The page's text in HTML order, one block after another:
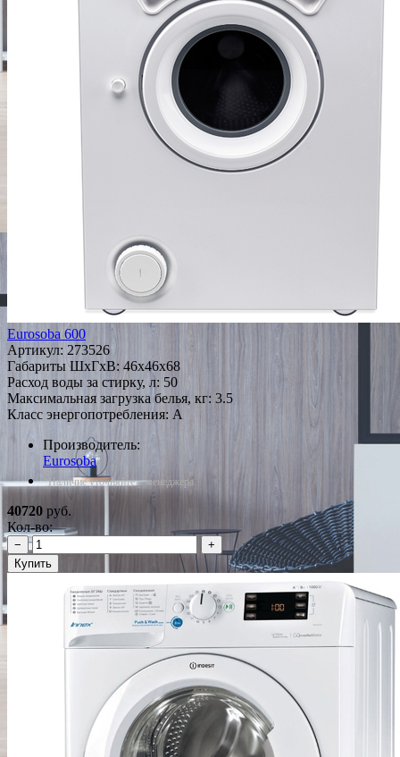
Eurosoba 600
Артикул: 273526
Габариты ШxГxВ: 46x46x68
Расход воды за стирку, л: 50
Максимальная загрузка белья, кг: 3.5
Класс энергопотребления: A
Производитель:
Eurosoba
*Наличие уточняйте у менеджера
40720 руб.
Кол-во:
−
+
Купить